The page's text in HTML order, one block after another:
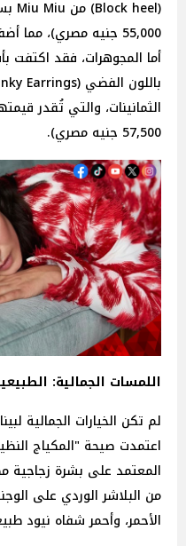
55,000 جنيه مصري)، مما أضفى طابعاً عملياً ومريحاً.
أما المجوهرات، فقد اكتفت
57,500 جنيه مصري).
اللمسات الجمالية:
لم تكن الخيارات الجمالية
المعتمد على بشرة زجاجية
من البلاشر الوردي على
الأحمر، وأحمر شفاه نيود